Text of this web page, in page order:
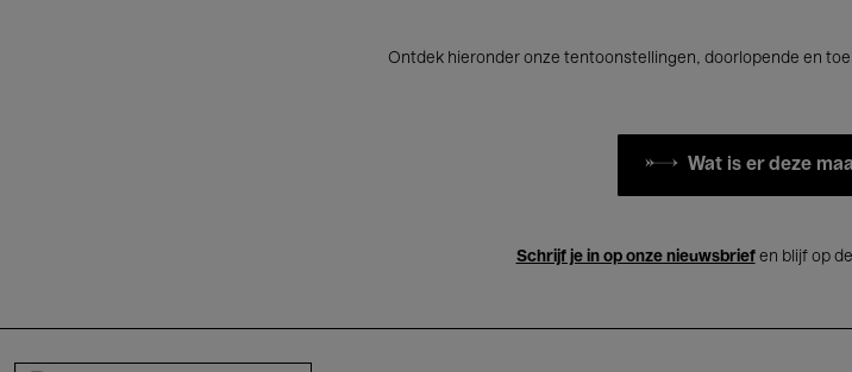
Ontdek hieronder onze tentoonstellingen, doorlopende en
Wat is er deze
Schrijf je in op onze nieuwsbriefen blijf op